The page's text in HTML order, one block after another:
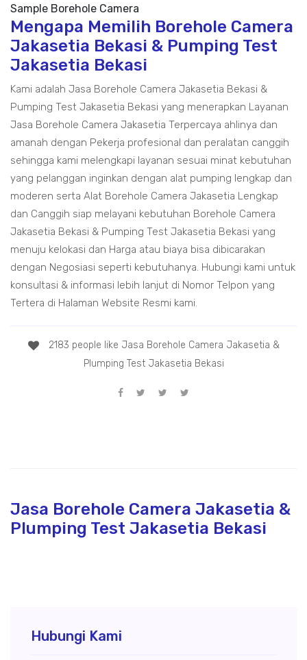
Sample Borehole Camera
Mengapa Memilih Borehole Camera
Jakasetia Bekasi & Pumping Test
Jakasetia Bekasi
Kami adalah Jasa Borehole Camera Jakasetia Bekasi &
Pumping Test Jakasetia Bekasi yang menerapkan Layanan
Jasa Borehole Camera Jakasetia Terpercaya ahlinya dan
amanah dengan Pekerja profesional dan peralatan canggih
sehingga kami melengkapi layanan sesuai minat kebutuhan
yang pelanggan inginkan dengan alat pumping lengkap dan
moderen serta Alat Borehole Camera Jakasetia Lengkap
dan Canggih siap melayani kebutuhan Borehole Camera
Jakasetia Bekasi & Pumping Test Jakasetia Bekasi yang
menuju kelokasi dan Harga atau biaya bisa dibicarakan
dengan Negosiasi seperti kebutuhanya. Hubungi kami untuk
konsultasi & informasi lebih lanjut di Nomor Telpon yang
Tertera di Halaman Website Resmi kami.
2183 people like Jasa Borehole Camera Jakasetia &
Plumping Test Jakasetia Bekasi
Jasa Borehole Camera Jakasetia &
Plumping Test Jakasetia Bekasi
Hubungi Kami